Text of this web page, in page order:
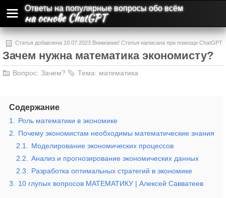
Ответы на популярные вопросы обо всём
на основе ChatGPT
Статья добавлена 10.07.2023 Внимание! Статья написана при помощи ChatGPT
и может содержать ошибки и неточности.
Зачем нужна математика экономисту?
Вопрос: Зачем? Тема: математика
Содержание
1.
Роль математики в экономике
2.
Почему экономистам необходимы математические знания
2.1.
Моделирование экономических процессов
2.2.
Анализ и прогнозирование экономических данных
2.3.
Разработка оптимальных стратегий в экономике
3.
10 глупых вопросов МАТЕМАТИКУ | Алексей Савватеев